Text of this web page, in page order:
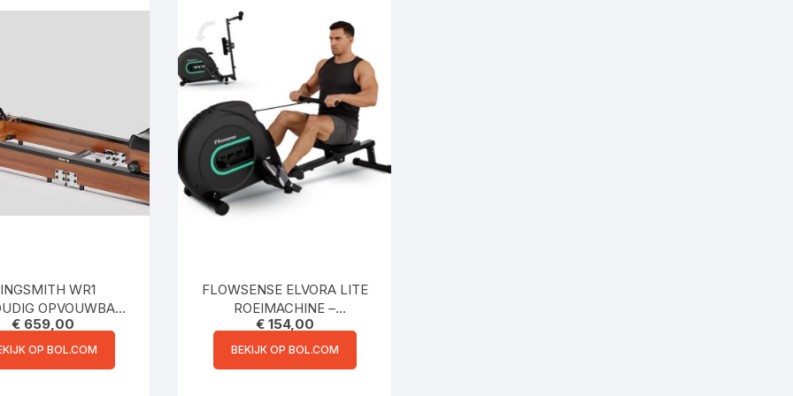
WR1
OPVOUWBARE
ZWART
€ 659,00
OP BOL.COM
FLOWSENSE ELVORA LITE
ROEIMACHINE –
INKLAPBAAR
ROEIAPPARAAT –
ELASTISCHE WEERSTAND –
€154,00
BEKIJK OP BOL.COM